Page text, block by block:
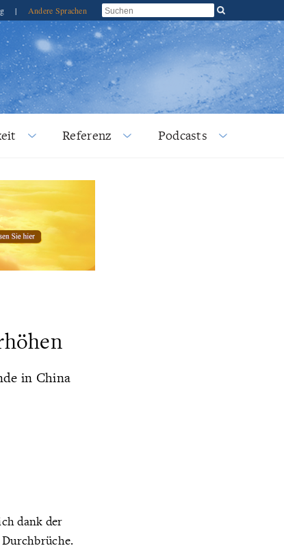
| Andere Sprachen
Referenz Podcasts
in China
dank der